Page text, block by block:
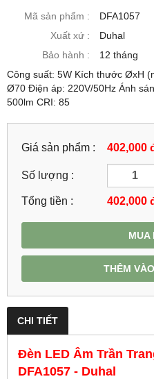
Mã sản phẩm :
DFA1057
Xuất xứ :
Duhal
Bảo hành :
12 tháng
Công suất: 5W Kích thước ØxH
Ø70 Điện áp: 220V/50Hz Ánh
500lm CRI: 85
Giá sản phẩm : 402,000
Số lượng :
Tổng tiền : 402,000
MUA
THÊM
CHI TIẾT
Đèn LED Âm Trần
DFA1057 - Duhal